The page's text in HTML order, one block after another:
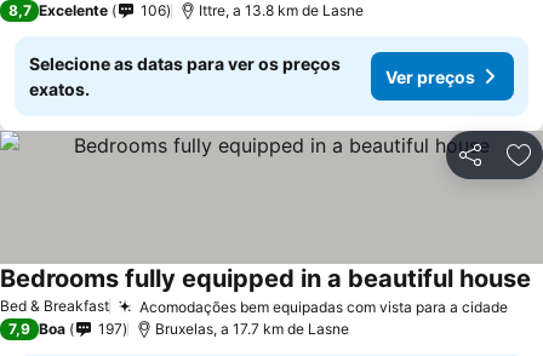
8,7 Excelente 106 Ittre, a 13.8 km de Lasne
Selecione as datas para ver os preços
exatos.
Ver preços
Partilhar
Bed & Breakfast Acomodações bem equipadas com vista para a cidade
Bedrooms fully equipped in a beautiful house
7,9 Boa 197 Bruxelas, a 17.7 km de Lasne